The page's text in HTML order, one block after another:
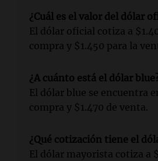
¿Cuál es el valor del dólar
El dólar oficial cotiza a
compra y $1.450 para la
¿A cuánto está el dólar
El dólar blue se encuentra
compra y $1.470 de venta.
¿Qué cotización tiene el
El dólar mayorista cotiza a